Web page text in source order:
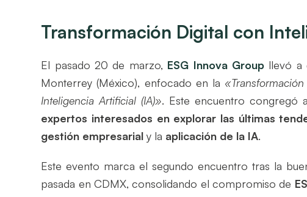
Transformación Digital con
El pasado 20 de marzo, ESG Innova Groupllevó a
Monterrey (México), enfocado en la
Inteligencia Artificial (IA)». Este encuentro congregó
expertos interesados en explorar las últimas
gestión empresarial y la aplicación de la IA.
Este evento marca el segundo encuentro tras la
pasada en CDMX, consolidando el compromiso de